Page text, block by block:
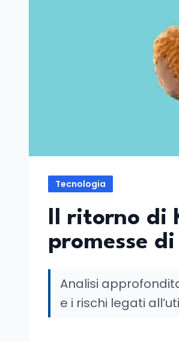
Tecnologia
Il ritorno di
promesse
Analisi
e i rischi legati